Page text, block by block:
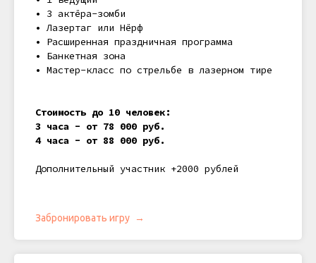
• 3 актёра-зомби
• Лазертаг или Нёрф
• Расширенная праздничная программа
• Банкетная зона
• Мастер-класс по стрельбе в лазерном тире
Стоимость до 10 человек:
3 часа - от 78 000 руб.
4 часа - от 88 000 руб.
Дополнительный участник +2000 рублей
Забронировать игру